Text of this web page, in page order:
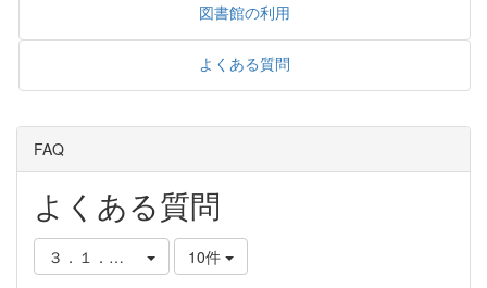
図書館の利用
よくある質問
FAQ
よくある質問
３．１．資料の取り寄せ方
10件